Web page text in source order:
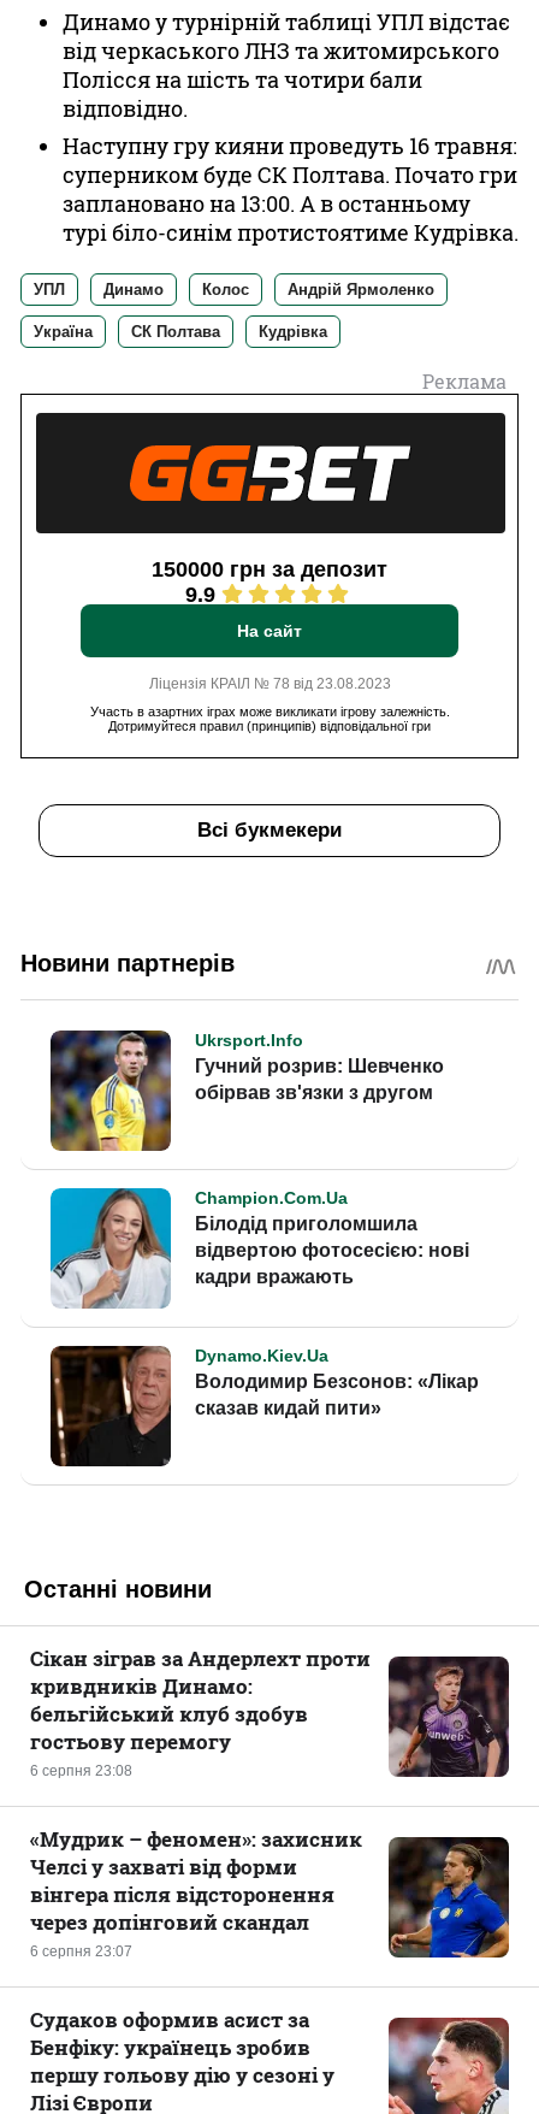
Динамо у турнірній таблиці УПЛ відстає
від черкаського ЛНЗ та житомирського
Полісся на шість та чотири бали
відповідно.
Наступну гру кияни проведуть 16 травня:
суперником буде СК Полтава. Почато гри
заплановано на 13:00. А в останньому
турі біло-синім протистоятиме Кудрівка.
УПЛ Динамо Колос Андрій Ярмоленко
Україна СК Полтава Кудрівка
Реклама
150000 грн за депозит
9.9
На сайт
Ліцензія КРАІЛ № 78 від 23.08.2023
Участь в азартних іграх може викликати ігрову залежність.
Дотримуйтеся правил (принципів) відповідальної гри
Всі букмекери
Останні новини
6 серпня 23:08
Сікан зіграв за Андерлехт проти
кривдників Динамо:
бельгійський клуб здобув
гостьову перемогу
6 серпня 23:07
«Мудрик – феномен»: захисник
Челсі у захваті від форми
вінгера після відсторонення
через допінговий скандал
Судаков оформив асист за
Бенфіку: українець зробив
першу гольову дію у сезоні у
Лізі Європи